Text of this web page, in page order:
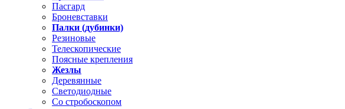
Пасгард
Броневставки
Палки (дубинки)
Резиновые
Телескопические
Поясные крепления
Жезлы
Деревянные
Светодиодные
Со стробоскопом